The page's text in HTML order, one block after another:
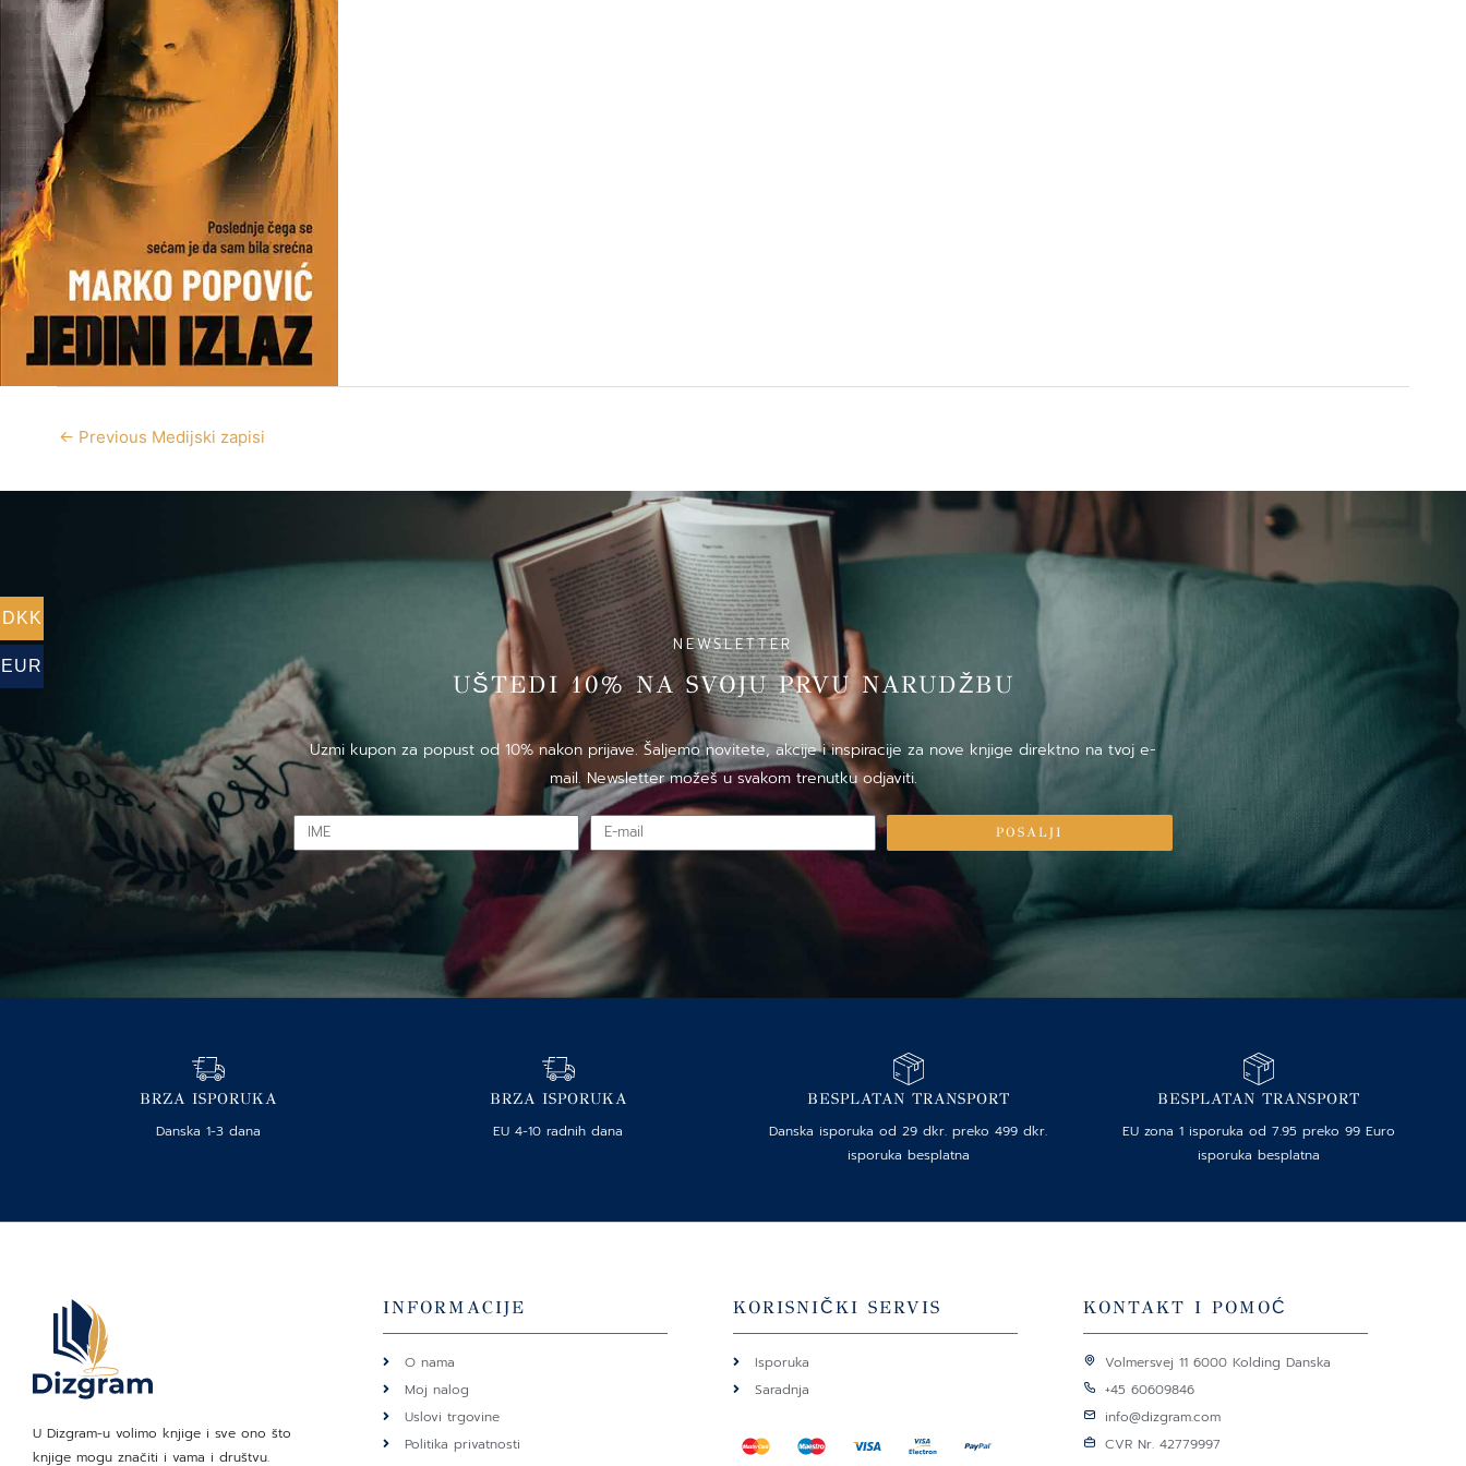
← Previous Medijski zapisi
NEWSLETTER
UŠTEDI 10% NA SVOJU PRVU NARUDŽBU
Uzmi kupon za popust od 10% nakon prijave. Šaljemo novitete, akcije i inspiracije za nove knjige direktno na tvoj e-
mail. Newsletter možeš u svakom trenutku odjaviti.
IME
E-
mail
POSALJI
BRZA ISPORUKA
Danska 1-3 dana
BRZA ISPORUKA
EU 4-10 radnih dana
BESPLATAN TRANSPORT
Danska isporuka od 29 dkr. preko 499 dkr.
isporuka besplatna
BESPLATAN TRANSPORT
EU zona 1 isporuka od 7.95 preko 99 Euro
isporuka besplatna
U Dizgram-u volimo knjige i sve ono što
knjige mogu značiti i vama i društvu.
INFORMACIJE
O nama
Moj nalog
Uslovi trgovine
Politika privatnosti
KORISNIČKI SERVIS
Isporuka
Saradnja
KONTAKT I POMOĆ
Volmersvej 11 6000 Kolding Danska
+45 60609846
info@dizgram.com
CVR Nr. 42779997
DKK
EUR